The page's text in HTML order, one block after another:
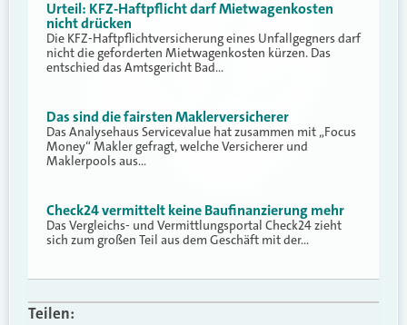
Urteil: KFZ-Haftpflicht darf Mietwagenkosten
nicht drücken
Die KFZ-Haftpflichtversicherung eines Unfallgegners darf
nicht die geforderten Mietwagenkosten kürzen. Das
entschied das Amtsgericht Bad…
Das sind die fairsten Maklerversicherer
Das Analysehaus Servicevalue hat zusammen mit „Focus
Money“ Makler gefragt, welche Versicherer und
Maklerpools aus…
Check24 vermittelt keine Baufinanzierung mehr
Das Vergleichs- und Vermittlungsportal Check24 zieht
sich zum großen Teil aus dem Geschäft mit der…
Teilen: